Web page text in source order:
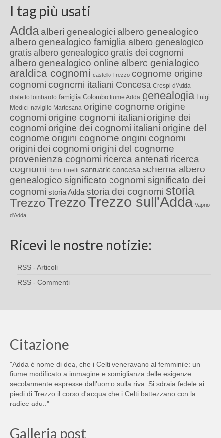
I tag più usati
Adda alberi genealogici albero genealogico
albero genealogico famiglia albero genealogico
gratis albero genealogico gratis dei cognomi
albero genealogico online albero genialogico
araldica cognomi castello Trezzo cognome origine
cognomi cognomi italiani Concesa Crespi d'Adda
dialetto lombardo famiglia Colombo fiume Adda genealogia Luigi
Medici naviglio Martesana origine cognome origine
cognomi origine cognomi italiani origine dei
cognomi origine dei cognomi italiani origine del
cognome origini cognome origini cognomi
origini dei cognomi origini del cognome
provenienza cognomi ricerca antenati ricerca
cognomi Rino Tinelli santuario concesa schema albero
genealogico significato cognomi significato dei
cognomi storia Adda storia dei cognomi storia
TrezzoTrezzoTrezzo sull'Adda Vaprio
d'Adda
Ricevi le nostre notizie:
RSS - Articoli
RSS - Commenti
Citazione
"Adda è nome di dea, che i Celti veneravano al femminile: un
fiume modificato a immagine e somiglianza delle esigenze
secolarmente espresse dall'uomo sulla riva. Si sdraia fedele ai
piedi di Trezzo il corso d'acqua che i Celti battezzano con la
radice adu.."
Galleria post